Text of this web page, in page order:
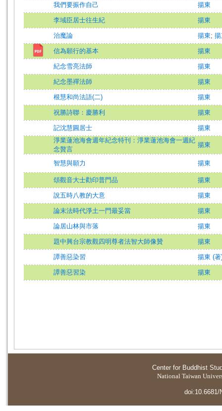
我們要振作自己 揚東
李域臣居士往生紀 揚東
治魔論 揚東;
信為願行的基本 揚東
紀念雪亮法師 揚東
紀念墨禪法師 揚東
根慧和尚法語(二) 揚東
祝勝詩聯：慶勝利 揚東
記沈慧圓居士
揚東
淨業蓮池海會週年紀念特刊：淨業蓮池海會一週紀
念贅言
揚東
智慧與願力 揚東
頌觀音大士勸印普門品 揚東
說五時八教的大意 揚東
論末法時代淨土一門最妥當 揚東
論居山林與市落 揚東
題中興台宗教觀四明尊者法智大師像贊 揚東
譚善惡染習 揚東 (著
譚善惡習染 揚東
Center for Buddhist
National Taiwan
doi:10.6681/